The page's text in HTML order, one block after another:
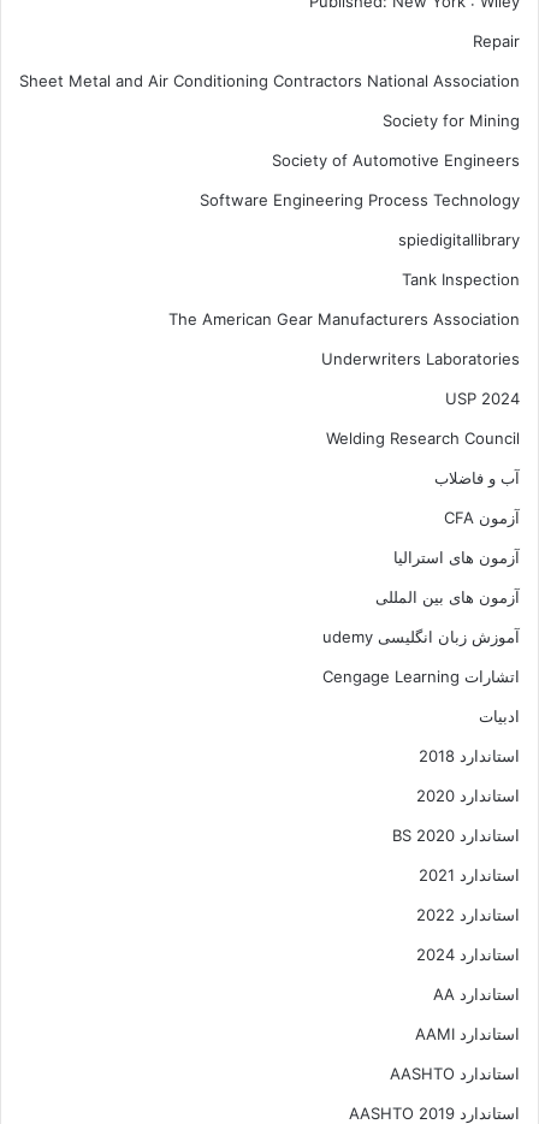
Repair
Sheet Metal and Air Conditioning Contractors National Association
Society for Mining
Society of Automotive Engineers
Software Engineering Process Technology
spiedigitallibrary
Tank Inspection
The American Gear Manufacturers Association
Underwriters Laboratories
USP 2024
Welding Research Council
آب و فاضلاب
آزمون CFA
آزمون های استرالیا
آزمون های بین المللی
آموزش زبان انگلیسی udemy
اتشارات Cengage Learning
ادبیات
استاندارد 2018
استاندارد 2020
استاندارد 2020 BS
استاندارد 2021
استاندارد 2022
استاندارد 2024
استاندارد AA
استاندارد AAMI
استاندارد AASHTO
استاندارد AASHTO 2019